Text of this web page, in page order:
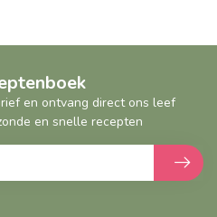
en ontvang direct ons leef
en snelle recepten